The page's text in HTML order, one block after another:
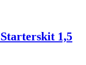
1,5